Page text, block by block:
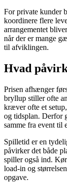
For private kunder
koordinere flere
arrangementet
når der er mange
til afviklingen.
Hvad
Prisen afhænger
bryllup stiller ofte
kræver ofte et
og tidsplan. Derfor
samme fra event til
Spilletid er en
påvirker det både
spiller også ind.
load-in og
opgave.